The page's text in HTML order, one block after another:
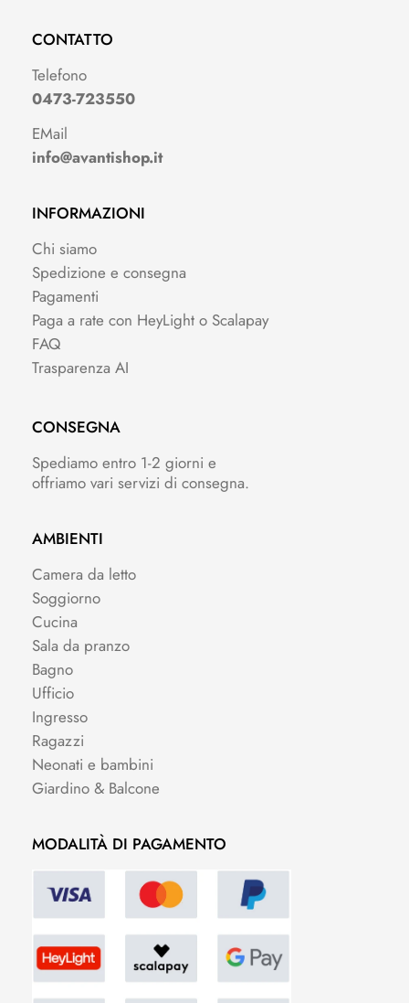
CONTATTO
Telefono
0473-723550
EMail
info@avantishop.it
INFORMAZIONI
Chi siamo
Spedizione e consegna
Pagamenti
Paga a rate con HeyLight o Scalapay
FAQ
Trasparenza AI
CONSEGNA
Spediamo entro 1-2 giorni e
offriamo vari servizi di consegna.
AMBIENTI
Camera da letto
Soggiorno
Cucina
Sala da pranzo
Bagno
Ufficio
Ingresso
Ragazzi
Neonati e bambini
Giardino & Balcone
MODALITÀ DI PAGAMENTO